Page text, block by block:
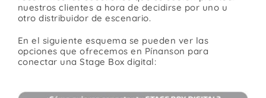
nuestros clientes a hora de decidirse por uno u
otro distribuidor de escenario.
En el siguiente esquema se pueden ver las
opciones que ofrecemos en Pínanson para
conectar una Stage Box digital: